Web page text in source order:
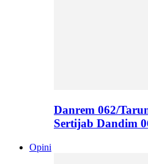
Danrem 062/
Sertijab Dandim
Opini